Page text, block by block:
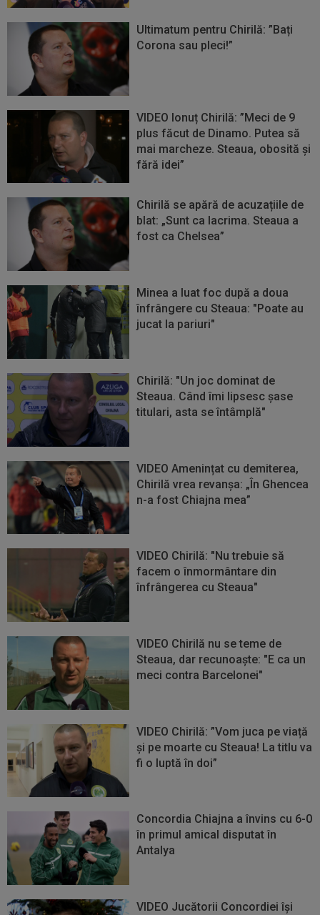
Ultimatum pentru Chirilă: ”Bați
Corona sau pleci!”
VIDEO Ionuț Chirilă: ”Meci de 9
plus făcut de Dinamo. Putea să
mai marcheze. Steaua, obosită și
fără idei”
Chirilă se apără de acuzațiile de
blat: „Sunt ca lacrima. Steaua a
fost ca Chelsea”
Minea a luat foc după a doua
înfrângere cu Steaua: "Poate au
jucat la pariuri"
Chirilă: "Un joc dominat de
Steaua. Când îmi lipsesc șase
titulari, asta se întâmplă"
VIDEO Amenințat cu demiterea,
Chirilă vrea revanșa: „În Ghencea
n-a fost Chiajna mea”
VIDEO Chirilă: "Nu trebuie să
facem o înmormântare din
înfrângerea cu Steaua"
VIDEO Chirilă nu se teme de
Steaua, dar recunoaște: "E ca un
meci contra Barcelonei"
VIDEO Chirilă: ”Vom juca pe viață
și pe moarte cu Steaua! La titlu va
fi o luptă în doi”
Concordia Chiajna a învins cu 6-0
în primul amical disputat în
Antalya
VIDEO Jucătorii Concordiei își